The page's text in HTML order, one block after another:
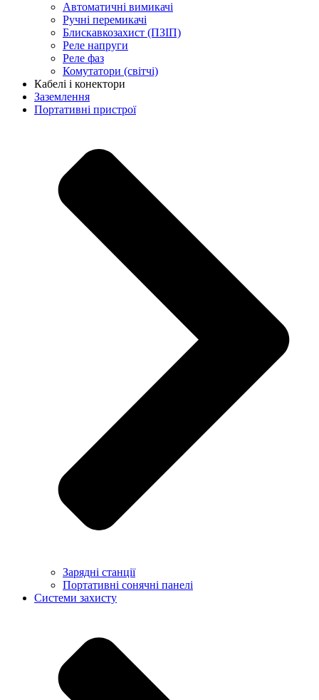
Автоматичні вимикачі
Ручні перемикачі
Блискавкозахист (ПЗІП)
Реле напруги
Реле фаз
Комутатори (світчі)
Кабелі і конектори
Заземлення
Портативні пристрої
Зарядні станції
Портативні сонячні панелі
Системи захисту